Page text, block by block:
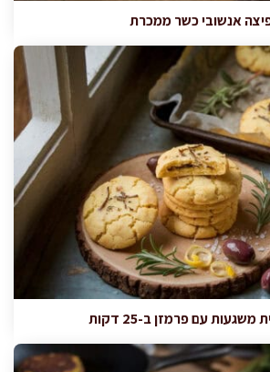
אנשובי כשר ממכרת
עם פרמזן ב-25 דקות